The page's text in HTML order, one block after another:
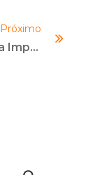
Próximo
FRAML: Uma Importante Abordagem Na Prevenção De Crimes Financeiros